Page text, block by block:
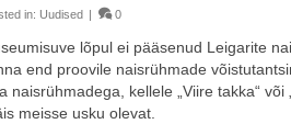
in: Uudised | 0
lõpul ei pääsenud Leigarite
end proovile naisrühmade
naisrühmadega, kellele „Viire takka“
meisse usku olevat.